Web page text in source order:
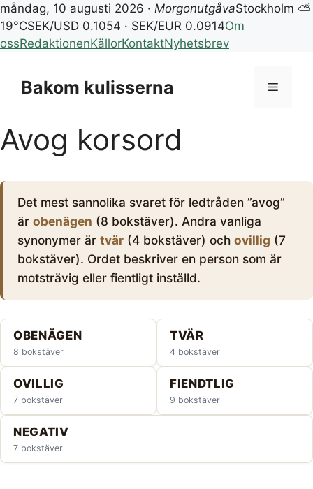
måndag, 10 augusti 2026 · MorgonutgåvaStockholm ⛅
19°CSEK/USD 0.1054 · SEK/EUR 0.0914Om
ossRedaktionenKällorKontaktNyhetsbrev
innehållBakom kulisserna Meny
Avog korsord
Det mest sannolika svaret för ledtråden ”avog”
är obenägen (8 bokstäver). Andra vanliga
synonymer är tvär(4 bokstäver) och ovillig (7
bokstäver). Ordet beskriver en person som är
motsträvig eller fientligt inställd.
OBENÄGEN
8 bokstäver
TVÄR
4 bokstäver
OVILLIG
7 bokstäver
FIENDTLIG
9 bokstäver
NEGATIV
7 bokstäver